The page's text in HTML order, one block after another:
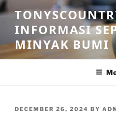
Skip
to
contentINFORMASI
MINYAK BUMI
POSTED
DECEMBER 26, 2024 BY